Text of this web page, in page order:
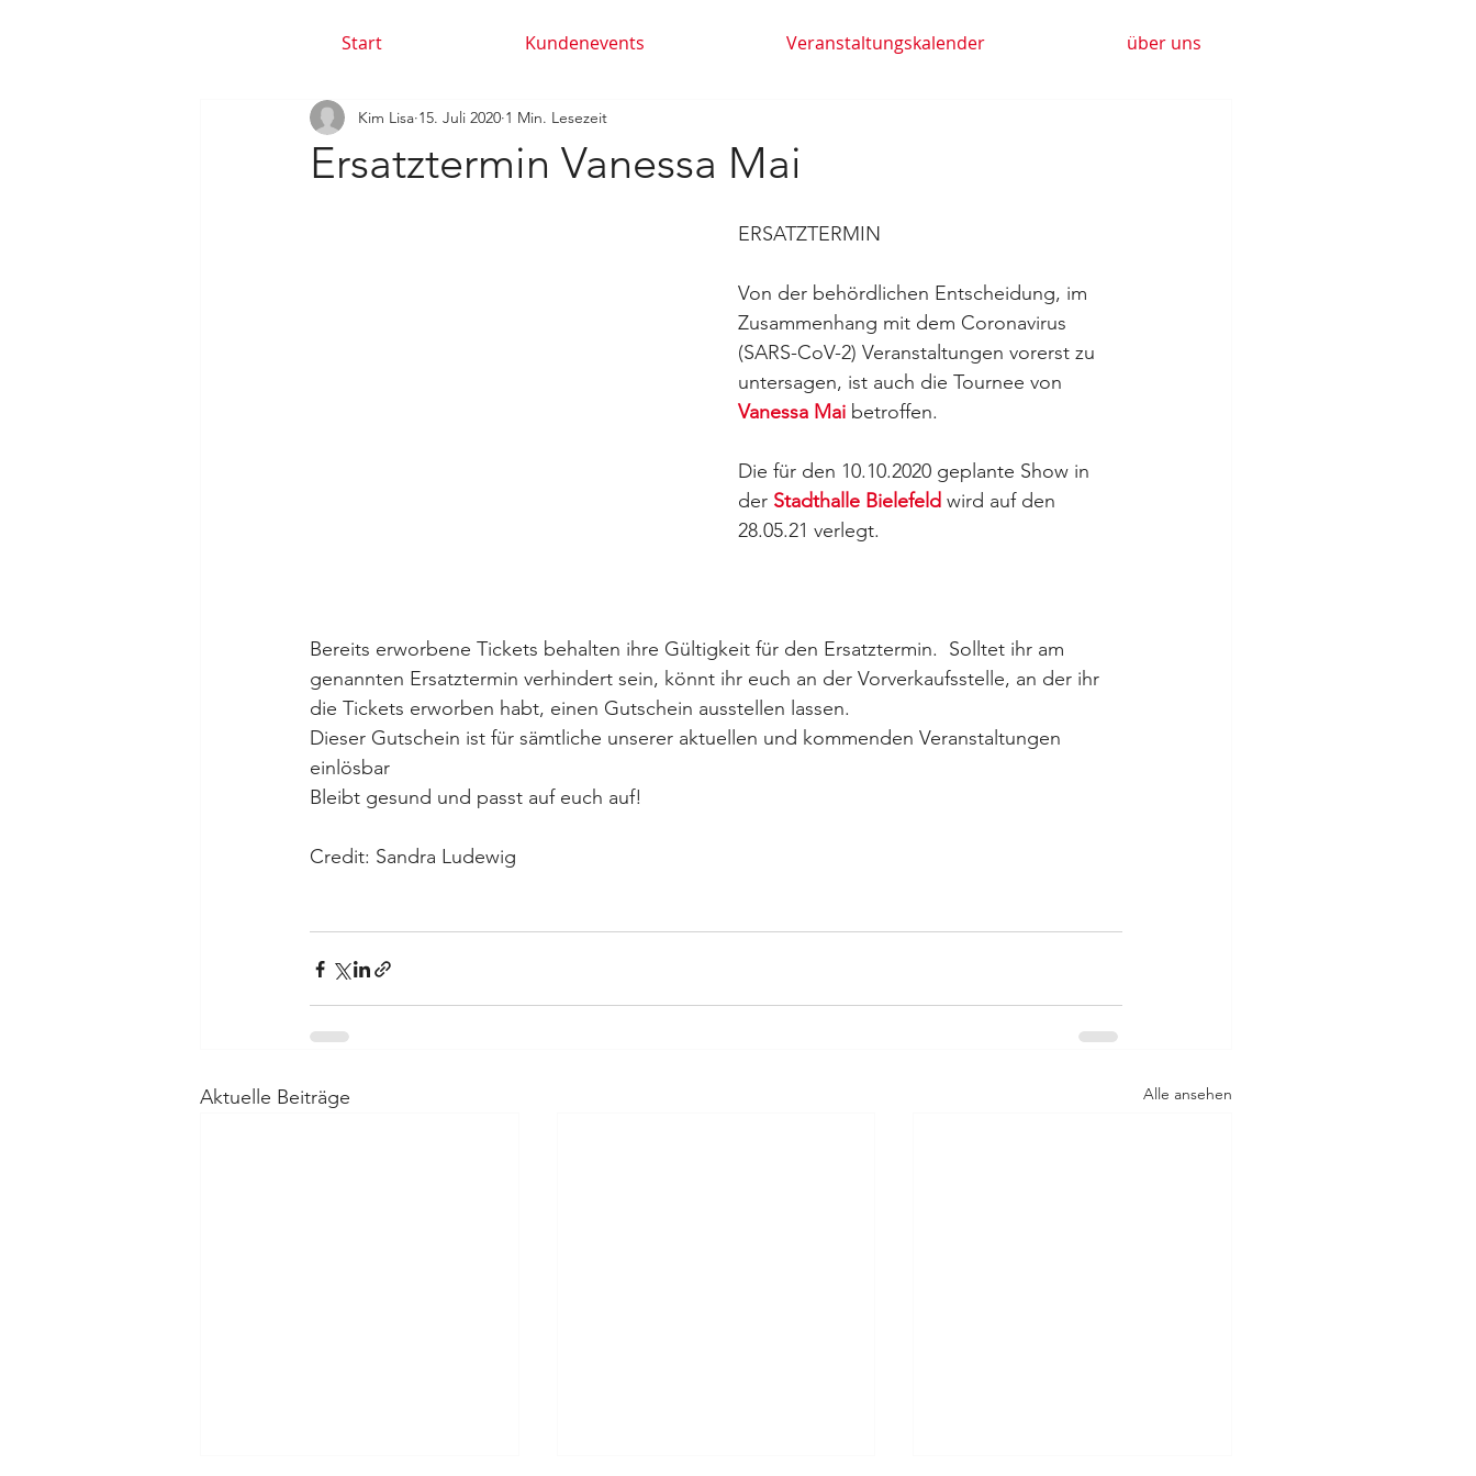
Start Kundenevents Veranstaltungskalender über uns
Ersatztermin Vanessa Mai
Kim Lisa 15. Juli 2020 1 Min. Lesezeit
ERSATZTERMIN
Von der behördlichen Entscheidung, im
Zusammenhang mit dem Coronavirus
(SARS-CoV-2) Veranstaltungen vorerst zu
untersagen, ist auch die Tournee von
Vanessa Mai betroffen.
Die für den 10.10.2020 geplante Show in
der Stadthalle Bielefeld wird auf den
28.05.21 verlegt.
Bereits erworbene Tickets behalten ihre Gültigkeit für den Ersatztermin.  Solltet ihr am
genannten Ersatztermin verhindert sein, könnt ihr euch an der Vorverkaufsstelle, an der ihr
die Tickets erworben habt, einen Gutschein ausstellen lassen.
Dieser Gutschein ist für sämtliche unserer aktuellen und kommenden Veranstaltungen
einlösbar
Bleibt gesund und passt auf euch auf!
Credit: Sandra Ludewig
Aktuelle Beiträge Alle ansehen